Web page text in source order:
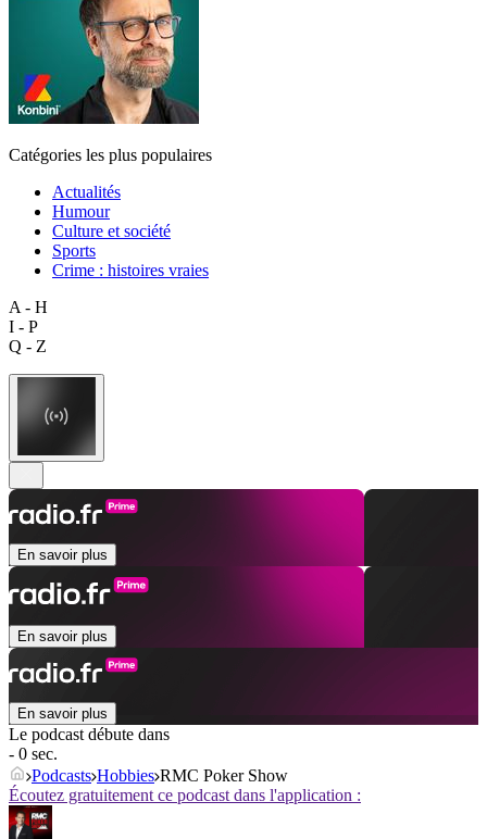
Catégories les plus populaires
Actualités
Humour
Culture et société
Sports
Crime : histoires vraies
A - H
I - P
Q - Z
En savoir plus
En savoir plus
En savoir plus
Le podcast débute dans
- 0 sec.
Podcasts Hobbies RMC Poker Show
Écoutez gratuitement ce podcast dans l'application :